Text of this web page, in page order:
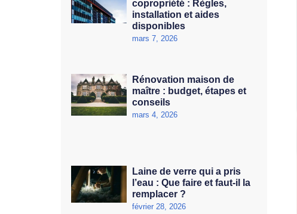
copropriété : Règles,
installation et aides
disponibles
mars 7, 2026
Rénovation maison de
maître : budget, étapes et
conseils
mars 4, 2026
Laine de verre qui a pris
l’eau : Que faire et faut-il la
remplacer ?
février 28, 2026